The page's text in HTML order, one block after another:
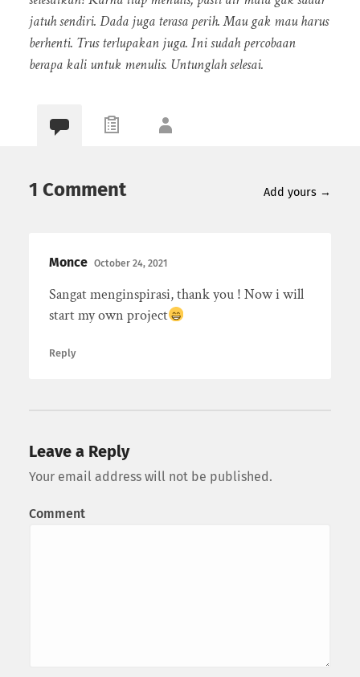
jatuh sendiri. Dada juga terasa perih. Mau gak mau harus
berhenti. Trus terlupakan juga. Ini sudah percobaan
berapa kali untuk menulis. Untunglah selesai.
1 Comment Add yours →
Monce October 24, 2021
Sangat menginspirasi, thank you ! Now i will
start my own project
Reply
Leave a Reply
Your email address will not be published.
Comment